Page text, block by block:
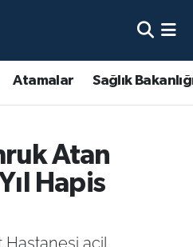
Atamalar Sağlık
Atan
Hapis
Hastanesi acil
ve Fikstür